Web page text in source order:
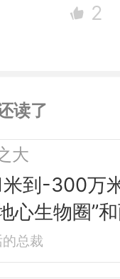
2
读了
大
到-300万
心生物圈”
金字塔”
总裁